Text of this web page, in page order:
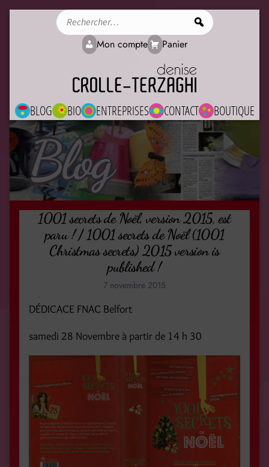
BLOG BIO ENTREPRISES CONTACT BOUTIQUE
Mon compte Panier
Blog
1001 secrets de Noël, version 2015, est
paru ! / 1001 secrets de Noël (1001
Christmas secrets) 2015 version is
published !
7 novembre 2015
DÉDICACE FNAC Belfort
samedi 28 Novembre à partir de 14 h 30